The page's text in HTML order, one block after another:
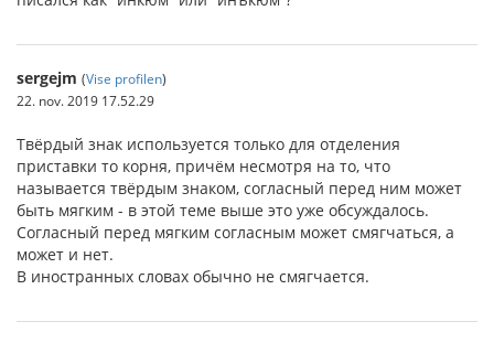
sergejm (Vise profilen)
22. nov. 2019 17.52.29
Твёрдый знак используется только для отделения
приставки то корня, причём несмотря на то, что
называется твёрдым знаком, согласный перед ним может
быть мягким - в этой теме выше это уже обсуждалось.
Согласный перед мягким согласным может смягчаться, а
может и нет.
В иностранных словах обычно не смягчается.